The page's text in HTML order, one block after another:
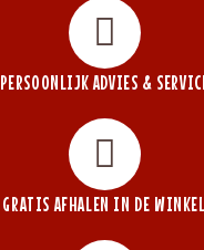
PERSOONLIJK ADVIES &
GRATIS AFHALEN IN DE WINKEL